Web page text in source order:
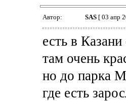
Автор: SAS[ 03 апр
есть в
там очень
но до парка
где есть